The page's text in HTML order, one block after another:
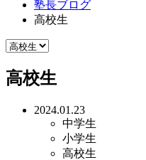
塾長ブログ
高校生
高校生
2024.01.23
中学生
小学生
高校生